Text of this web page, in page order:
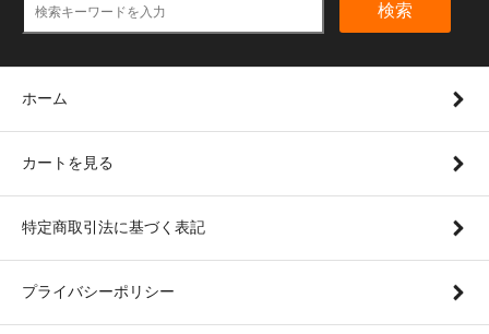
検索
ホーム
カートを見る
特定商取引法に基づく表記
プライバシーポリシー